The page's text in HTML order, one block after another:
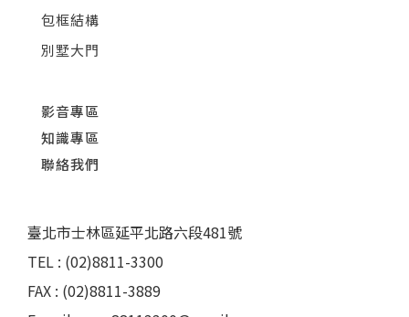
包框結構
別墅大門
影音專區
知識專區
聯絡我們
臺北市士林區延平北路六段481號
TEL : (02)8811-3300
FAX : (02)8811-3889